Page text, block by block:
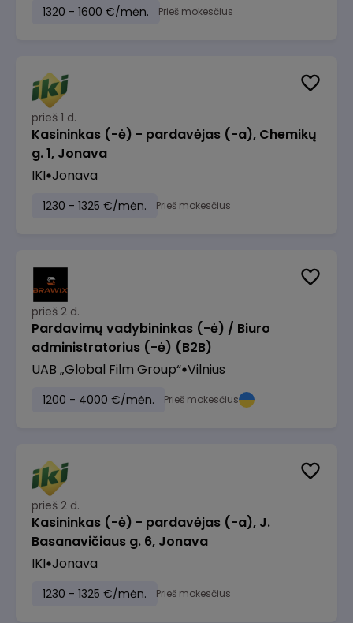
1320 - 1600 €/mėn. Prieš mokesčius
prieš 1 d.
Kasininkas (-ė) - pardavėjas (-a), Chemikų
g. 1, Jonava
IKI Jonava
1230 - 1325 €/mėn. Prieš mokesčius
prieš 2 d.
Pardavimų vadybininkas (-ė) / Biuro
administratorius (-ė) (B2B)
UAB „Global Film Group“ Vilnius
1200 - 4000 €/mėn. Prieš mokesčius
prieš 2 d.
Kasininkas (-ė) - pardavėjas (-a), J.
Basanavičiaus g. 6, Jonava
IKI Jonava
1230 - 1325 €/mėn. Prieš mokesčius